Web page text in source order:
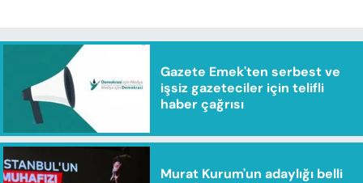
Gazete Emek'ten serbest ve
işsiz gazeteciler için telifli
haber çağrısı
Murat Kurum'un adaylığı belli